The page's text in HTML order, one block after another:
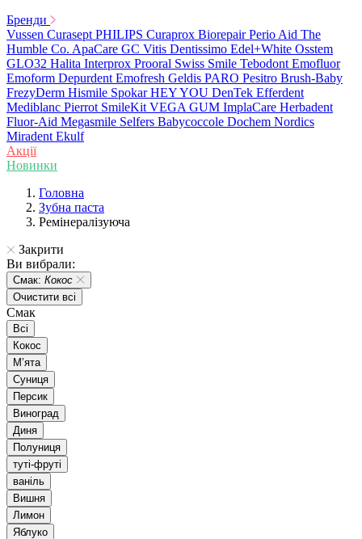
Бренди
Vussen Curasept PHILIPS Curaprox Biorepair Perio Aid The
Humble Co. ApaCare GC Vitis Dentissimo Edel+White Osstem
GLO32 Halita Interprox Prooral Swiss Smile Tebodont Emofluor
Emoform Depurdent Emofresh Geldis PARO Pesitro Brush-Baby
FrezyDerm Hismile Spokar HEY YOU DenTek Efferdent
Mediblanc Pierrot SmileKit VEGA GUM ImplaCare Herbadent
Fluor-Aid Megasmile Selfers Babycoccole Dochem Nordics
Miradent Ekulf
Акції
Новинки
Головна
Зубна паста
Ремінералізуюча
Закрити
Ви вибрали:
Смак: Кокос
Очистити всі
Смак
Всі
Кокос
Мʼята
Суниця
Персик
Виноград
Диня
Полуниця
туті-фруті
ваніль
Вишня
Лимон
Яблуко